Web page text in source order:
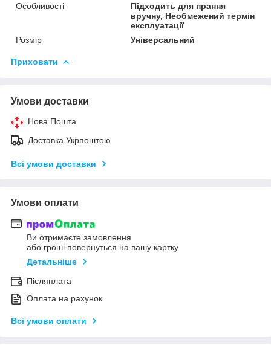
Особливості
Підходить для прання
вручну, Необмежений термін
експлуатації
Розмір
Універсальний
Приховати
Умови доставки
Нова Пошта
Доставка Укрпоштою
Всі умови доставки
Умови оплати
Ви отримаєте замовлення
або гроші повернуться на вашу картку
Детальніше
Післяплата
Оплата на рахунок
Всі умови оплати